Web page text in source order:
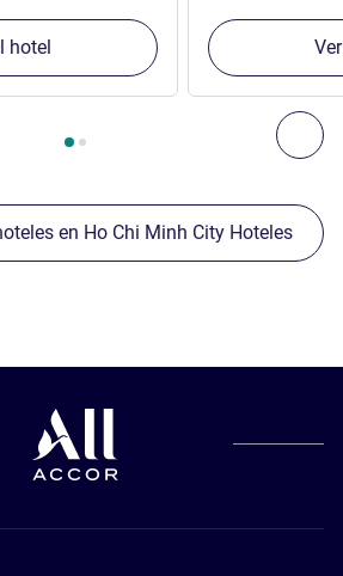
establecimientos cercanos
establecimientos cercanos 1 :,
hotel
en Ho Chi Minh City Hoteles